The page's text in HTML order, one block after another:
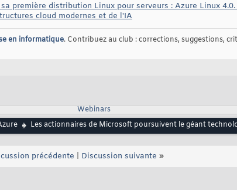
première distribution Linux pour serveurs : Azure Linux
cloud modernes et de l'IA
en informatique. Contribuez au club : corrections, suggestions,
Webinars
Les actionnaires de Microsoft poursuivent le géant
précédente Discussion suivante »